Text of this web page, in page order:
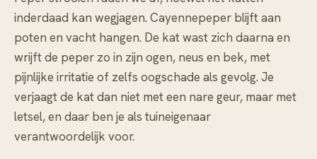
inderdaad kan wegjagen. Cayennepeper blijft aan
poten en vacht hangen. De kat wast zich daarna en
wrijft de peper zo in zijn ogen, neus en bek, met
pijnlijke irritatie of zelfs oogschade als gevolg. Je
verjaagt de kat dan niet met een nare geur, maar met
letsel, en daar ben je als tuineigenaar
verantwoordelijk voor.